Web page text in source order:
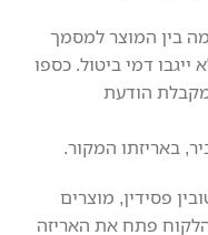
בין המוצר למסמך
דמי ביטול. כספו
ימי עסקים מקבלת הודעת
באריזתו המקור.
פסידין, מוצרים
פתח את האריזה